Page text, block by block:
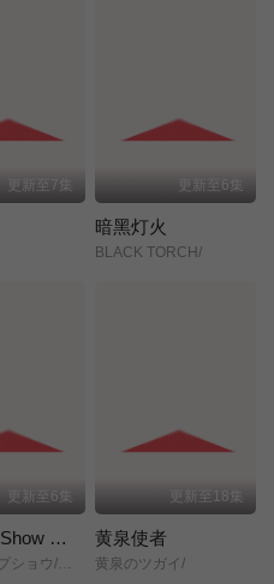
更新至7集 更新至6集
暗黑灯火
BLACK TORCH/
更新至6集
Grow Up Show ～向日葵马戏团～
グロウアップショウ/～ひまわりのサーカス団～/
更新至18集
黄泉使者
黄泉のツガイ/